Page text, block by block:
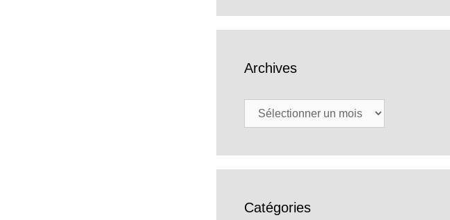
Archives
Archives
Catégories